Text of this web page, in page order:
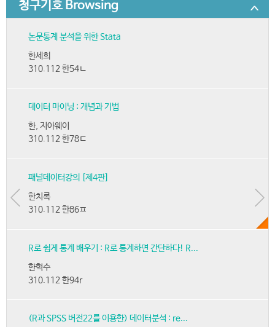
청구기호 Browsing
논문통계 분석을 위한 Stata
한세희
310.112 한54ㄴ
데이터 마이닝 : 개념과 기법
한, 지아웨이
310.112 한78ㄷ
패널데이터강의 [제4판]
한치록
310.112 한86ㅍ
R로 쉽게 통계 배우기 : R로 통계하면 간단하다! R...
한혁수
310.112 한94r
(R과 SPSS 버전22를 이용한) 데이터분석 : re...